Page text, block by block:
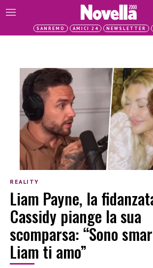
SANREMO AMICI 24 NEWSLETTER
REALITY
Liam Payne, la
Cassidy piange la sua
scomparsa: “Sono
Liam ti amo”